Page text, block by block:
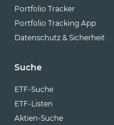
Portfolio Tracker
Portfolio Tracking App
Datenschutz & Sicherheit
Suche
ETF-Suche
ETF-Listen
Aktien-Suche